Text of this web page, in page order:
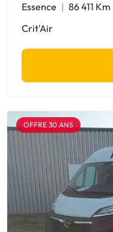
Essence 86 411 Km
Crit'Air
OFFRE 30 ANS